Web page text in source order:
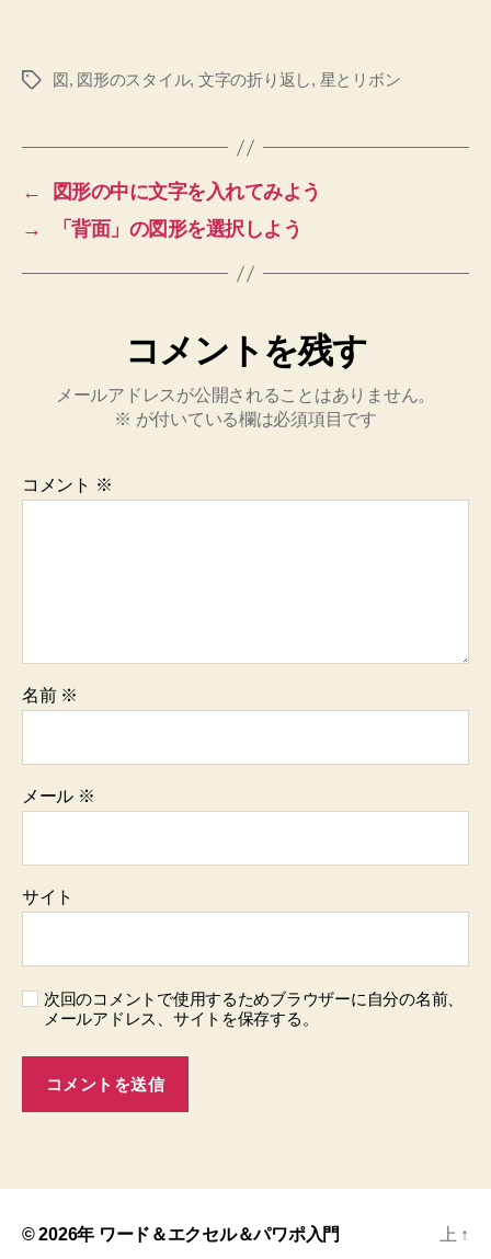
タ
図 , 図形のスタイル, 文字の折り返し, 星とリボン
←
図形の中に文字を入れてみよう
→
「背面」の図形を選択しよう
コメントを残す
メールアドレスが公開されることはありません。
※ が付いている欄は必須項目です
コメント ※
名前 ※
メール ※
サイト
次回のコメントで使用するためブラウザーに自分の名前、
メールアドレス、サイトを保存する。
© 2026年 ワード＆エクセル＆パワポ入門 上 ↑